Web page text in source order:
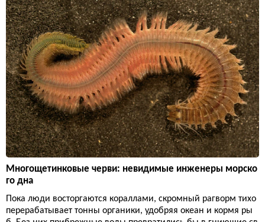
Многощетинковые черви: невидимые инженеры морско
го дна
Пока люди восторгаются кораллами, скромный рагворм тихо
перерабатывает тонны органики, удобряя океан и кормя ры